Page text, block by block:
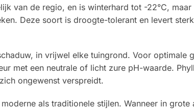
van de regio, en is winterhard tot -22°C, maar
Deze soort is droogte-tolerant en levert
in vrijwel elke tuingrond. Voor optimale
met een neutrale of licht zure pH-waarde.
ongewenst verspreidt.
als traditionele stijlen. Wanneer in grote